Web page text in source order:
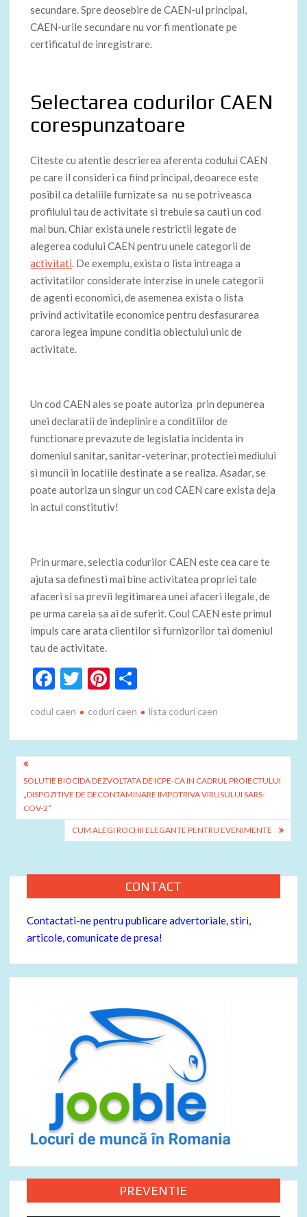
secundare. Spre deosebire de CAEN-ul principal,
CAEN-urile secundare nu vor fi mentionate pe
certificatul de inregistrare.
Selectarea codurilor CAEN
corespunzatoare
Citeste cu atentie descrierea aferenta codului CAEN
pe care il consideri ca fiind principal, deoarece este
posibil ca detaliile furnizate sa nu se potriveasca
profilului tau de activitate si trebuie sa cauti un cod
mai bun. Chiar exista unele restrictii legate de
alegerea codului CAEN pentru unele categorii de
activitati. De exemplu, exista o lista intreaga a
activitatilor considerate interzise in unele categorii
de agenti economici, de asemenea exista o lista
privind activitatile economice pentru desfasurarea
carora legea impune conditia obiectului unic de
activitate.
Un cod CAEN ales se poate autoriza prin depunerea
unei declaratii de indeplinire a conditiilor de
functionare prevazute de legislatia incidenta in
domeniul sanitar, sanitar-veterinar, protectiei mediului
si muncii in locatiile destinate a se realiza. Asadar, se
poate autoriza un singur un cod CAEN care exista deja
in actul constitutiv!
Prin urmare, selectia codurilor CAEN este cea care te
ajuta sa definesti mai bine activitatea propriei tale
afaceri si sa previi legitimarea unei afaceri ilegale, de
pe urma careia sa ai de suferit. Coul CAEN este primul
impuls care arata clientilor si furnizorilor tai domeniul
tau de activitate.
F
e
b
o
T
itt
er
Pi
er
es
ta
je
ă
codul caen coduri caen lista coduri caen
Navigare
în
articole
SOLUTIE BIOCIDA DEZVOLTATA DE ICPE-CA IN CADRUL PROIECTULUI
„DISPOZITIVE DE DECONTAMINARE IMPOTRIVA VIRUSULUI SARS-
COV-2”
CUM ALEGI ROCHII ELEGANTE PENTRU EVENIMENTE
CONTACT
Contactati-ne pentru publicare advertoriale, stiri,
articole, comunicate de presa!
PREVENTIE